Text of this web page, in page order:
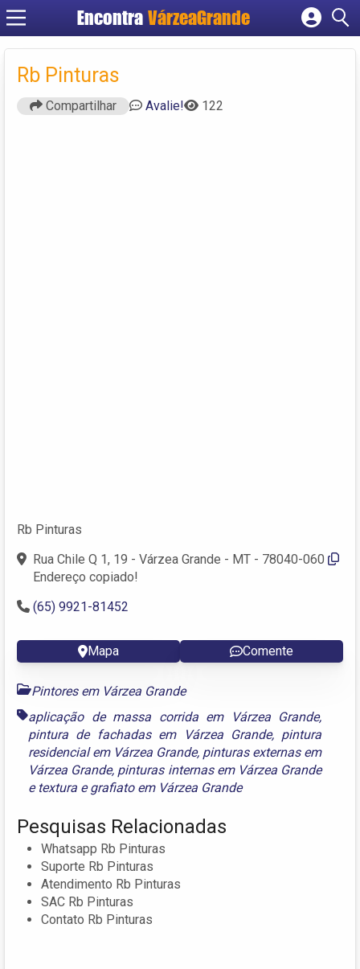
Encontra VárzeaGrande
Cadastrar empresa
Rb Pinturas
Compartilhar Avalie! 122
Rb Pinturas
Rua Chile Q 1, 19 - Várzea Grande - MT - 78040-060
Endereço copiado!
(65) 9921-81452
Mapa Comente
Pintores em Várzea Grande
aplicação de massa corrida em Várzea Grande,
pintura de fachadas em Várzea Grande, pintura
residencial em Várzea Grande, pinturas externas em
Várzea Grande, pinturas internas em Várzea Grande
e textura e grafiato em Várzea Grande
Pesquisas Relacionadas
Whatsapp Rb Pinturas
Suporte Rb Pinturas
Atendimento Rb Pinturas
SAC Rb Pinturas
Contato Rb Pinturas